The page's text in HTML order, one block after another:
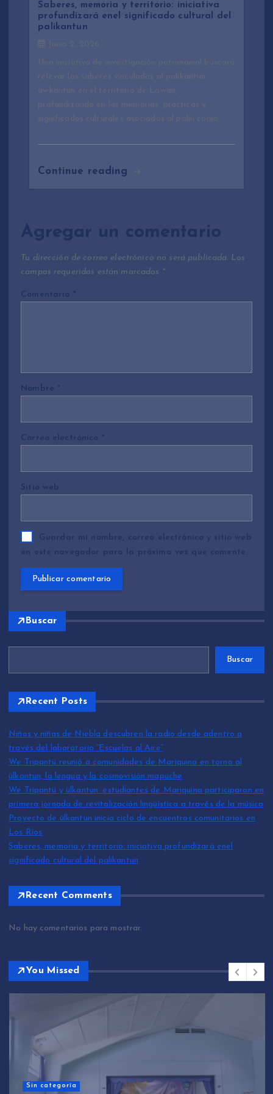
Saberes, memoria y territorio: iniciativa
profundizará enel significado cultural del
palikantun
Continue reading
Agregar un comentario
Tu dirección de correo electrónico no será publicada. Los
campos requeridos están marcados *
Comentario *
Nombre *
Correo electrónico *
Sitio web
Guardar mi nombre, correo electrónico y sitio web
en este navegador para la próxima vez que comente.
Buscar
Buscar
Recent Posts
Niños y niñas de Niebla descubren la radio desde adentro a
través del laboratorio “Escuelas al Aire”
We Tripantü reunió a comunidades de Mariquina en torno al
ülkantun, la lengua y la cosmovisión mapuche
We Tripantü y ülkantun: estudiantes de Mariquina participaron en
primera jornada de revitalización lingüística a través de la música
Proyecto de ülkantun inicia ciclo de encuentros comunitarios en
Los Ríos
Saberes, memoria y territorio: iniciativa profundizará enel
significado cultural del palikantun
Recent Comments
No hay comentarios para mostrar.
You Missed
Sin categoría